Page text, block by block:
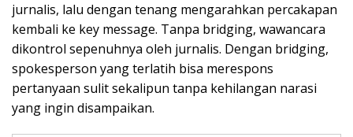
jurnalis, lalu dengan tenang mengarahkan percakapan
kembali ke key message. Tanpa bridging, wawancara
dikontrol sepenuhnya oleh jurnalis. Dengan bridging,
spokesperson yang terlatih bisa merespons
pertanyaan sulit sekalipun tanpa kehilangan narasi
yang ingin disampaikan.